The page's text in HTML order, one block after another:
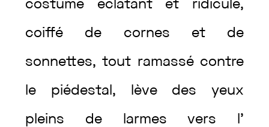
costume éclatant et ridicule,
coiffé de cornes et de
sonnettes,tout ramassé contre
le piédestal , lève des yeux
pleins de larmesvers l’